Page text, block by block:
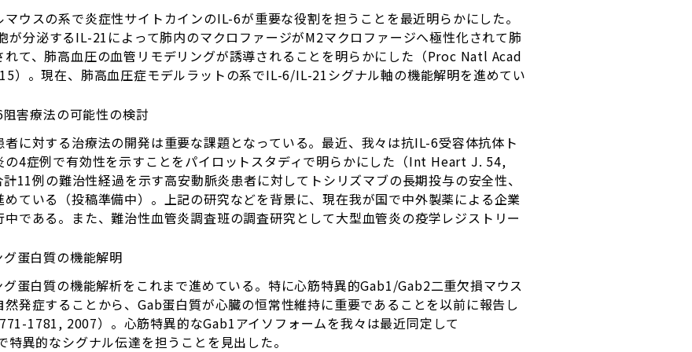
ウスの系で炎症性サイトカインのIL-6が重要な役割を担うことを最近明らかにした。
分泌するIL-21によって肺内のマクロファージがM2マクロファージへ極性化されて肺
て、肺高血圧の血管リモデリングが誘導されることを明らかにした（Proc Natl Acad
）。現在、肺高血圧症モデルラットの系でIL-6/IL-21シグナル軸の機能解明を進めてい
害療法の可能性の検討
に対する治療法の開発は重要な課題となっている。最近、我々は抗IL-6受容体抗体ト
の4症例で有効性を示すことをパイロットスタディで明らかにした（Int Heart J. 54,
11例の難治性経過を示す高安動脈炎患者に対してトシリズマブの長期投与の安全性、
ている（投稿準備中）。上記の研究などを背景に、現在我が国で中外製薬による企業
である。また、難治性血管炎調査班の調査研究として大型血管炎の疫学レジストリー
蛋白質の機能解明
蛋白質の機能解析をこれまで進めている。特に心筋特異的Gab1/Gab2二重欠損マウス
発症することから、Gab蛋白質が心臓の恒常性維持に重要であることを以前に報告し
1781, 2007）。心筋特異的なGab1アイソフォームを我々は最近同定して
異的なシグナル伝達を担うことを見出した。